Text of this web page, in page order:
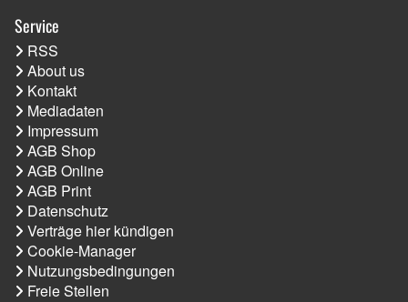
Service
RSS
About us
Kontakt
Mediadaten
Impressum
AGB Shop
AGB Online
AGB Print
Datenschutz
Verträge hier kündigen
Cookie-Manager
Nutzungsbedingungen
Freie Stellen